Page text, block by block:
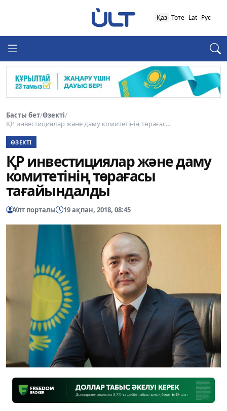
Қаз Төте Lat Рус
Басты бет/Өзекті/
ҚР инвестициялар және даму комитетінің төрағас...
ӨЗЕКТІ
ҚР инвестициялар және даму
комитетінің төрағасы
тағайындалды
Ұлт порталы 19 ақпан, 2018, 08:45